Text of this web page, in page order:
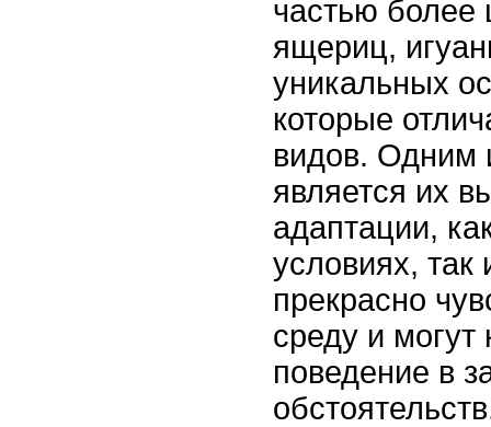
частью более
ящериц,
уникальных
которые
видов. Одним
является их
адаптации,
условиях,
прекрасно
среду и могут
поведение в